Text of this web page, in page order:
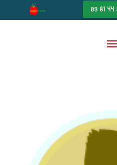
09 81 44